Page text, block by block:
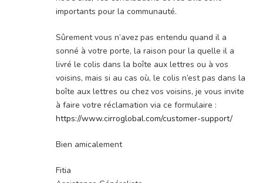
importants pour la communauté.
Sûrement vous n’avez pas entendu quand il a
sonné à votre porte, la raison pour la quelle il a
livré le colis dans la boîte aux lettres ou à vos
voisins, mais si au cas où, le colis n’est pas dans la
boîte aux lettres ou chez vos voisins, je vous invite
à faire votre réclamation via ce formulaire :
https://www.cirroglobal.com/customer-support/
Bien amicalement
Fitia